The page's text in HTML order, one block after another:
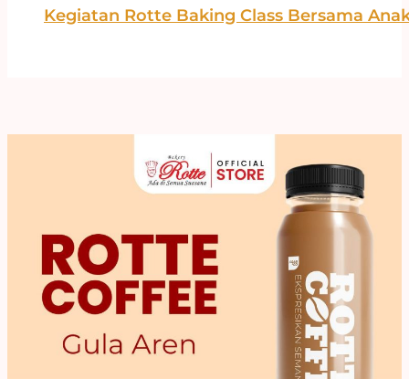
Kegiatan Rotte Baking Class Bersama